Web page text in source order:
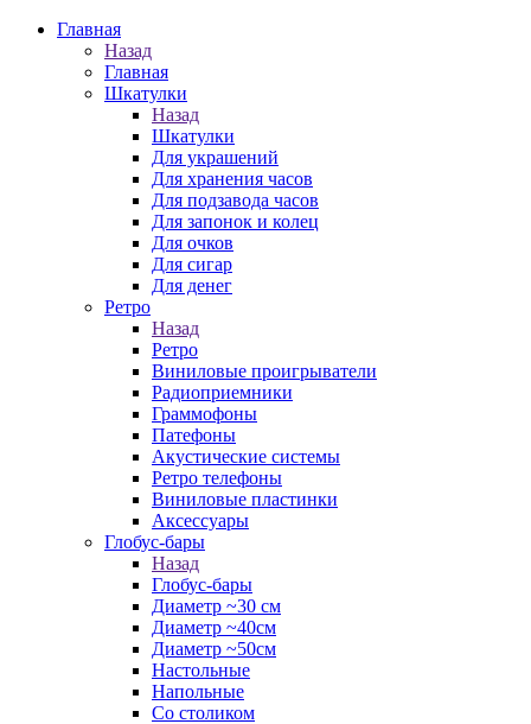
Главная
Назад
Главная
Шкатулки
Назад
Шкатулки
Для украшений
Для хранения часов
Для подзавода часов
Для запонок и колец
Для очков
Для сигар
Для денег
Ретро
Назад
Ретро
Виниловые проигрыватели
Радиоприемники
Граммофоны
Патефоны
Акустические системы
Ретро телефоны
Виниловые пластинки
Аксессуары
Глобус-бары
Назад
Глобус-бары
Диаметр ~30 см
Диаметр ~40см
Диаметр ~50см
Настольные
Напольные
Со столиком